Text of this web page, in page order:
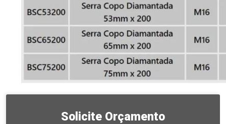
Solicite Orçamento